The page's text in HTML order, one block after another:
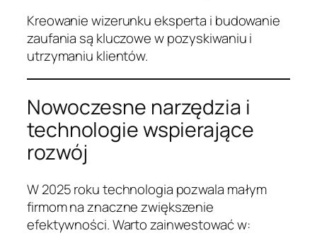
Kreowanie wizerunku eksperta i budowanie
zaufania są kluczowe w pozyskiwaniu i
utrzymaniu klientów.
Nowoczesne narzędzia i
technologie wspierające
rozwój
W 2025 roku technologia pozwala małym
firmom na znaczne zwiększenie
efektywności. Warto zainwestować w: